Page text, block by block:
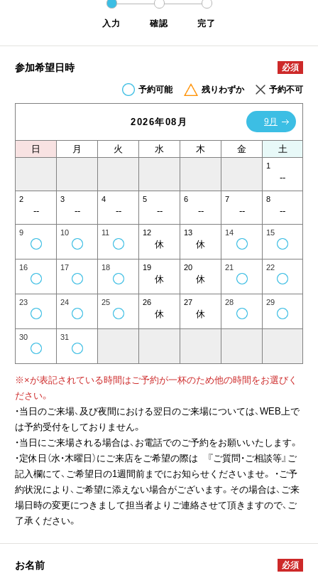
入力 確認 完了
参加希望日時 必須
予約可能 残りわずか 予約不可
2026年08月 9月
日 月 火 水 木 金 土
1
--
2
--
3
--
4
--
5
--
6
--
7
--
8
--
9 10 11 12
休
13
休
14 15
16 17 18 19
休
20
休
21 22
23 24 25 26
休
27
休
28 29
30 31
※×が表記されている時間はご予約が一杯のため他の時間をお選びく
ださい。
・当日のご来場、及び夜間における翌日のご来場については、WEB上で
は予約受付をしておりません。
・当日にご来場される場合は、お電話でのご予約をお願いいたします。
・定休日（水・木曜日）にご来店をご希望の際は 『ご質問・ご相談等』ご
記入欄にて、ご希望日の1週間前までにお知らせくださいませ。 ・ご予
約状況により、ご希望に添えない場合がございます。その場合は、ご来
場日時の変更につきまして担当者よりご連絡させて頂きますので、ご
了承ください。
お名前 必須